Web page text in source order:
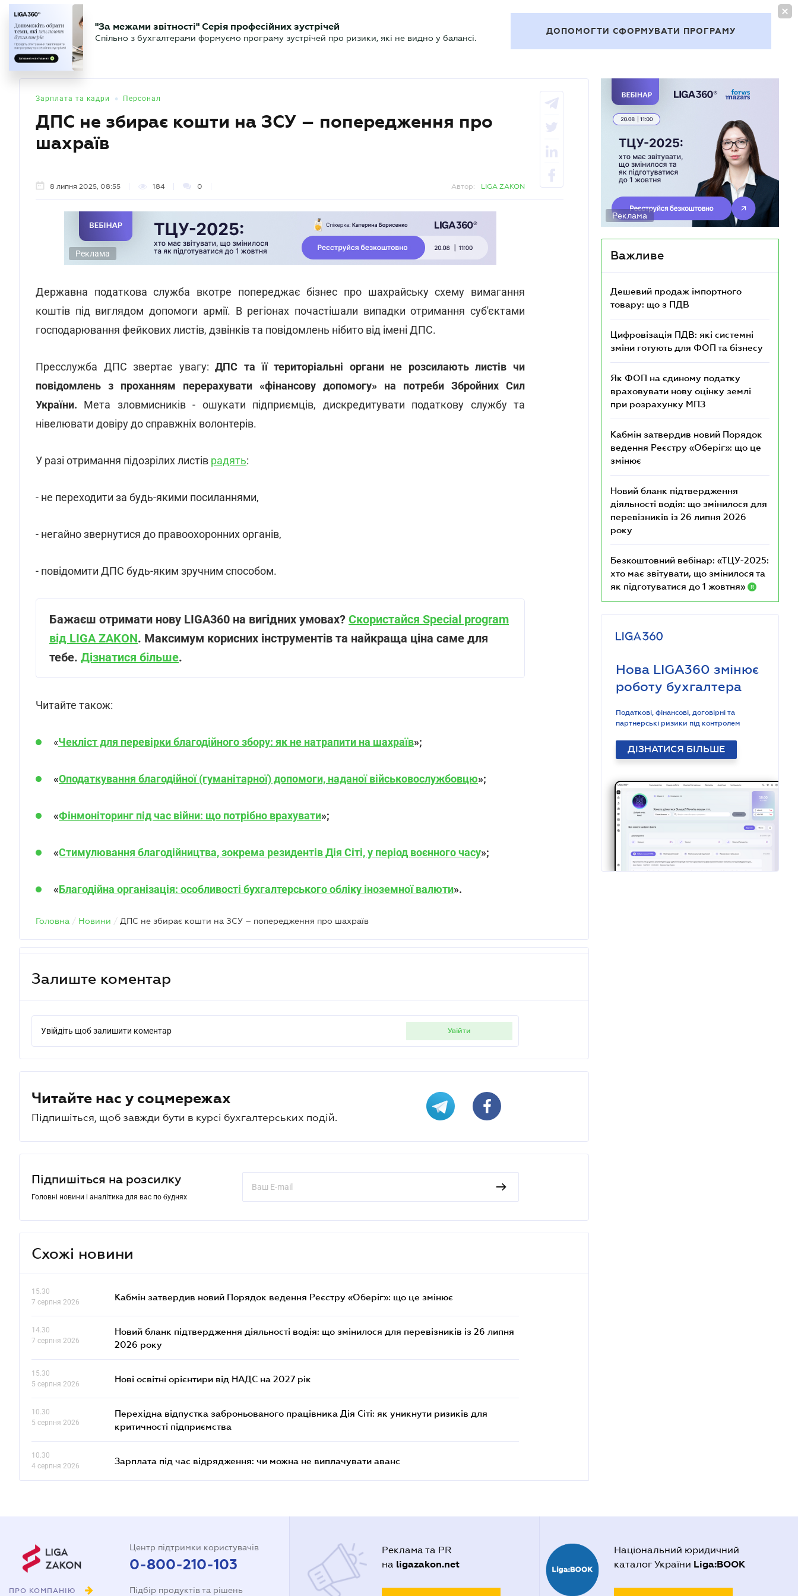
UA УВІЙТИ
БУХГАЛТЕР Новини Аналітика Календар Актуально
"За межами звітності" Серія професійних зустрічей
Спільно з бухгалтерами формуємо програму зустрічей про ризики, які не видно у балансі.
ДОПОМОГТИ СФОРМУВАТИ ПРОГРАМУ
Зарплата та кадри • Персонал
ДПС не збирає кошти на ЗСУ – попередження про
шахраїв
8 липня 2025, 08:55 184 0 Автор: LIGA ZAKON
Реклама
Державна податкова служба вкотре попереджає бізнес про шахрайську схему вимагання
коштів під виглядом допомоги армії. В регіонах почастішали випадки отримання суб'єктами
господарювання фейкових листів, дзвінків та повідомлень нібито від імені ДПС.
Пресслужба ДПС звертає увагу:ДПС та її територіальні органи не розсилають листів чи
повідомлень з проханням перерахувати «фінансову допомогу» на потреби Збройних Сил
України. Мета зловмисників - ошукати підприємців, дискредитувати податкову службу та
нівелювати довіру до справжніх волонтерів.
У разі отримання підозрілих листів радять:
- не переходити за будь-якими посиланнями,
- негайно звернутися до правоохоронних органів,
- повідомити ДПС будь-яким зручним способом.
Бажаєш отримати нову LIGA360 на вигідних умовах? Скористайся Special program
від LIGA ZAKON. Максимум корисних інструментів та найкраща ціна саме для
тебе. Дізнатися більше.
Читайте також:
«Чекліст для перевірки благодійного збору: як не натрапити на шахраїв»;
«Оподаткування благодійної (гуманітарної) допомоги, наданої військовослужбовцю»;
«Фінмоніторинг під час війни: що потрібно врахувати»;
«Стимулювання благодійництва, зокрема резидентів Дія Сіті, у період воєнного часу»;
«Благодійна організація: особливості бухгалтерського обліку іноземної валюти».
Головна / Новини / ДПС не збирає кошти на ЗСУ – попередження про шахраїв
Залиште коментар
Увійдіть щоб залишити коментар увійти
Читайте нас у соцмережах
Підпишіться, щоб завжди бути в курсі бухгалтерських подій.
Підпишіться на розсилку
Головні новини і аналітика для вас по буднях
Схожі новини
15.30
7 серпня 2026
Кабмін затвердив новий Порядок ведення Реєстру «Оберіг»: що це змінює
14.30
7 серпня 2026
Новий бланк підтвердження діяльності водія: що змінилося для перевізників із 26 липня
2026 року
15.30
5 серпня 2026
Нові освітні орієнтири від НАДС на 2027 рік
10.30
5 серпня 2026
Перехідна відпустка заброньованого працівника Дія Сіті: як уникнути ризиків для
критичності підприємства
10.30
4 серпня 2026
Зарплата під час відрядження: чи можна не виплачувати аванс
Реклама
Важливе
Дешевий продаж імпортного
товару: що з ПДВ
Цифровізація ПДВ: які системні
зміни готують для ФОП та бізнесу
Як ФОП на єдиному податку
враховувати нову оцінку землі
при розрахунку МПЗ
Кабмін затвердив новий Порядок
ведення Реєстру «Оберіг»: що це
змінює
Новий бланк підтвердження
діяльності водія: що змінилося для
перевізників із 26 липня 2026
року
Безкоштовний вебінар: «ТЦУ-2025:
хто має звітувати, що змінилося та
як підготуватися до 1 жовтня»
R
Нова LIGA360 змінює
роботу бухгалтера
Податкові, фінансові, договірні та
партнерські ризики під контролем
ДІЗНАТИСЯ БІЛЬШЕ
ПРО КОМПАНІЮ
Центр підтримки користувачів
0-800-210-103
Підбір продуктів та рішень
Реклама та PR
на ligazakon.net
Національний юридичний
каталог України Liga:BOOK